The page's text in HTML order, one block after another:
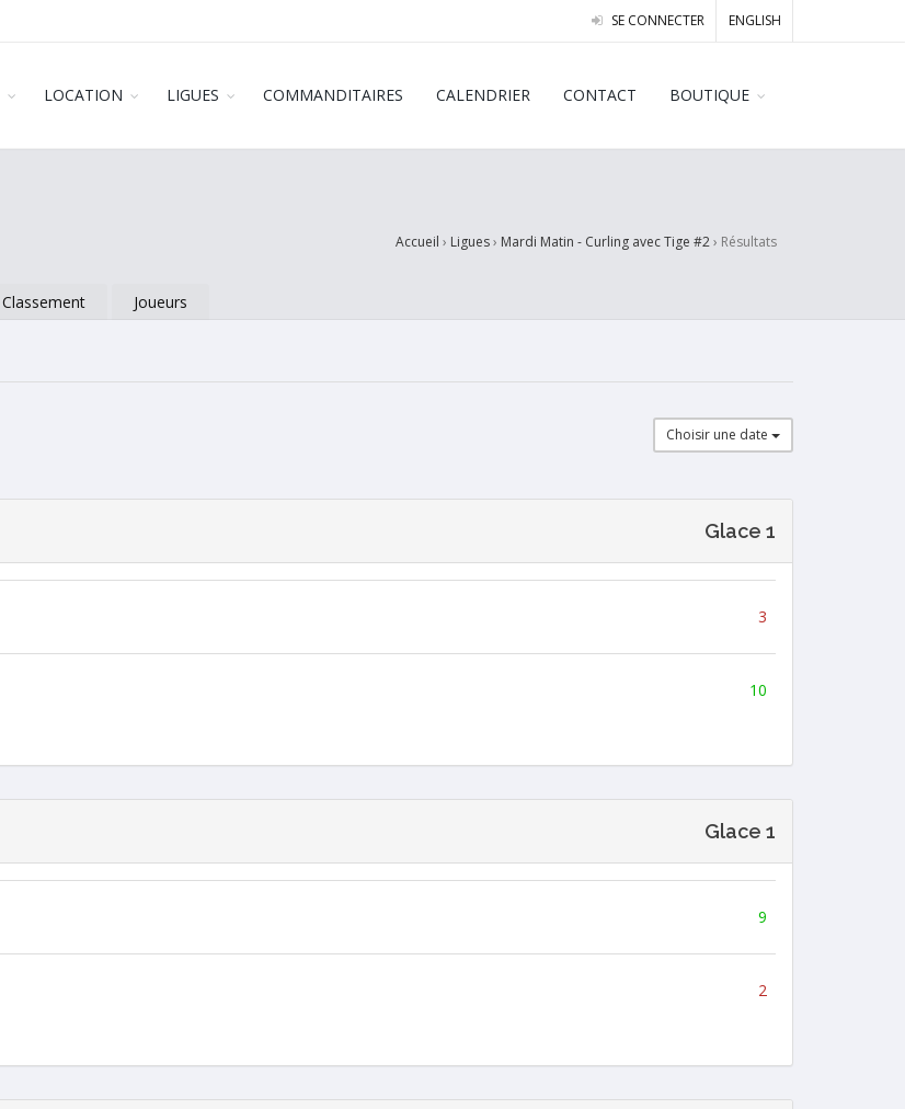
SE CONNECTER ENGLISH
LOCATION LIGUES COMMANDITAIRES CALENDRIER CONTACT BOUTIQUE
Accueil › Ligues› Mardi Matin - Curling avec Tige #2› Résultats
Classement Joueurs
Choisir une date
Glace 1
3
10
Glace 1
9
2